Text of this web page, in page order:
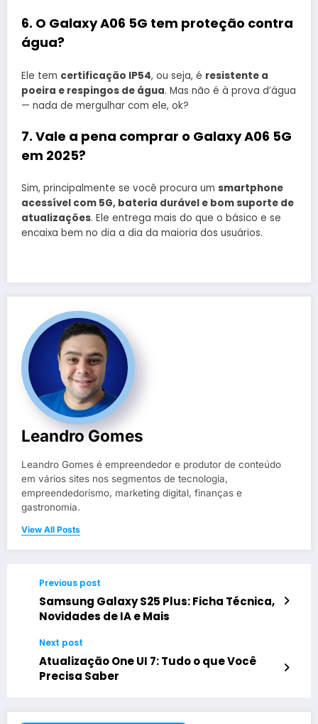
6. O Galaxy A06 5G tem proteção contra
água?
Ele tem certificação IP54, ou seja, é resistente a
poeira e respingos de água. Mas não é à prova d’água
— nada de mergulhar com ele, ok?
7. Vale a pena comprar o Galaxy A06 5G
em 2025?
Sim, principalmente se você procura um smartphone
acessível com 5G, bateria durável e bom suporte de
atualizações. Ele entrega mais do que o básico e se
encaixa bem no dia a dia da maioria dos usuários.
Leandro Gomes
Leandro Gomes é empreendedor e produtor de conteúdo
em vários sites nos segmentos de tecnologia,
empreendedorismo, marketing digital, finanças e
gastronomia.
View All Posts
Previous post
Samsung Galaxy S25 Plus: Ficha Técnica,
Novidades de IA e Mais
Next post
Atualização One UI 7: Tudo o que Você
Precisa Saber